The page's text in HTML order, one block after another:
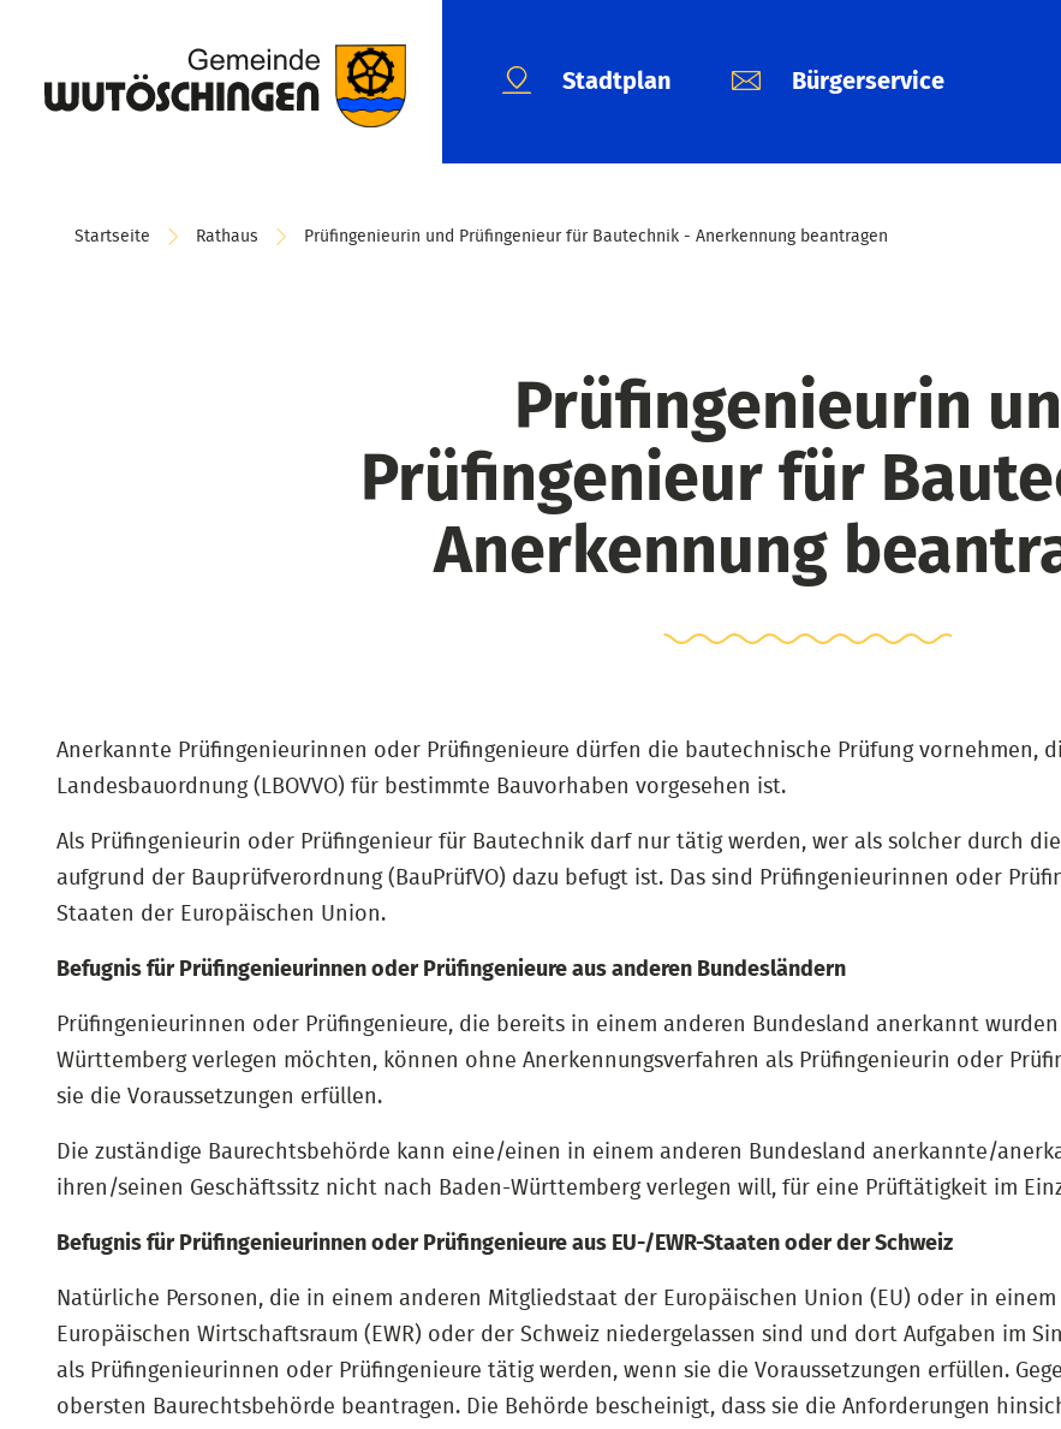
Stadtplan Bürgerservice
Startseite Rathaus Prüfingenieurin und Prüfingenieur für Bautechnik - Anerkennung beantragen
Prüfingenieurin
Prüfingenieur für
Anerkennung
Anerkannte Prüfingenieurinnen oder Prüfingenieure dürfen die bautechnische Prüfung vornehmen,
Landesbauordnung (LBOVVO) für bestimmte Bauvorhaben vorgesehen ist.
Als Prüfingenieurin oder Prüfingenieur für Bautechnik darf nur tätig werden, wer als solcher durch
aufgrund der Bauprüfverordnung (BauPrüfVO) dazu befugt ist. Das sind Prüfingenieurinnen oder
Staaten der Europäischen Union.
Befugnis für Prüfingenieurinnen oder Prüfingenieure aus anderen Bundesländern
Prüfingenieurinnen oder Prüfingenieure, die bereits in einem anderen Bundesland anerkannt
Württemberg verlegen möchten, können ohne Anerkennungsverfahren als Prüfingenieurin oder
sie die Voraussetzungen erfüllen.
Die zuständige Baurechtsbehörde kann eine/einen in einem anderen Bundesland anerkannte/
ihren/seinen Geschäftssitz nicht nach Baden-Württemberg verlegen will, für eine Prüftätigkeit im
Befugnis für Prüfingenieurinnen oder Prüfingenieure aus EU-/EWR-Staaten oder der Schweiz
Natürliche Personen, die in einem anderen Mitgliedstaat der Europäischen Union (EU) oder in
Europäischen Wirtschaftsraum (EWR) oder der Schweiz niedergelassen sind und dort Aufgaben im
als Prüfingenieurinnen oder Prüfingenieure tätig werden, wenn sie die Voraussetzungen erfüllen.
obersten Baurechtsbehörde beantragen. Die Behörde bescheinigt, dass sie die Anforderungen